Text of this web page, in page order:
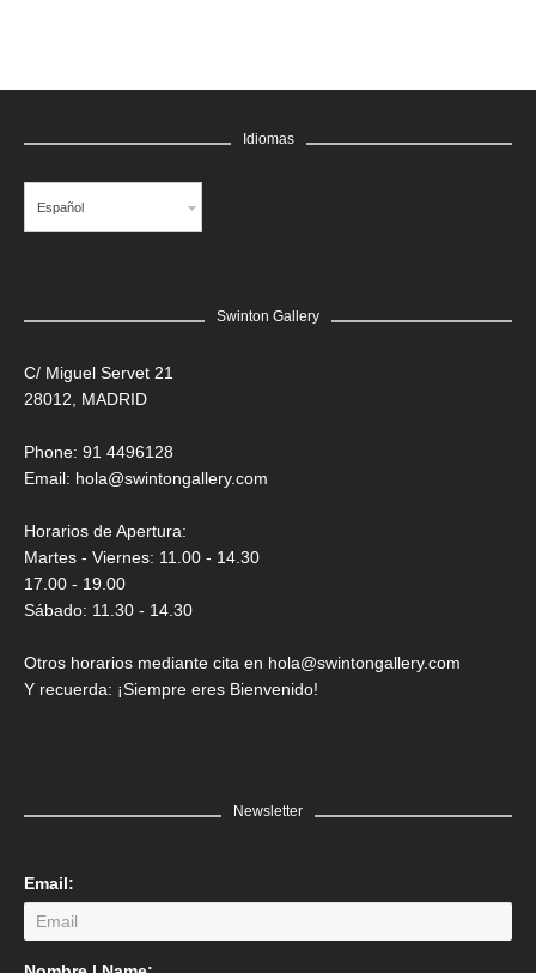
LEER MÁS
Idiomas
Español
Swinton Gallery
C/ Miguel Servet 21
28012, MADRID
Phone: 91 4496128
Email: hola@swintongallery.com
Horarios de Apertura:
Martes - Viernes: 11.00 - 14.30
17.00 - 19.00
Sábado: 11.30 - 14.30
Otros horarios mediante cita en hola@swintongallery.com
Y recuerda: ¡Siempre eres Bienvenido!
Newsletter
Email: